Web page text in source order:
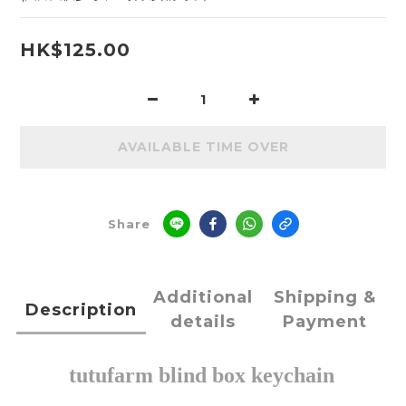
HK$125.00
AVAILABLE TIME OVER
Share
Description
Additional
details
Shipping &
Payment
tutufarm blind box keychain